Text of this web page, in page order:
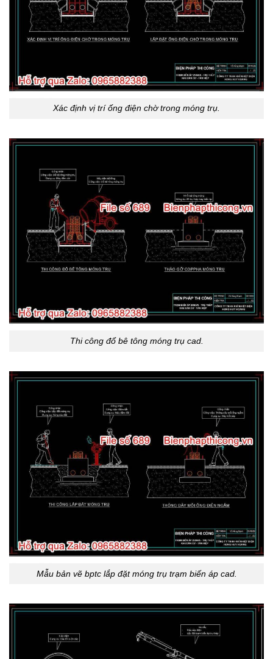
Xác định vị trí ống điện chờ trong móng trụ.
Thi công đổ bê tông móng trụ cad.
Mẫu bản vẽ bptc lắp đặt móng trụ trạm biến áp cad.